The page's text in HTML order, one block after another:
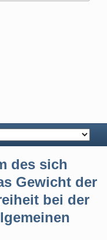
des sich
Gewicht der
bei der